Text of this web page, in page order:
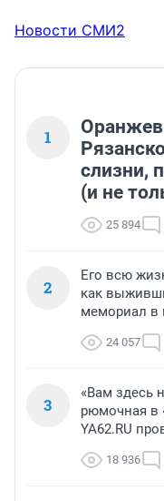
Новости СМИ2
1
слизни,
(и не
25 894
2
Его всю
как
мемориал в
24 057
3
«Вам здесь
рюмочная в
YA62.RU
18 936